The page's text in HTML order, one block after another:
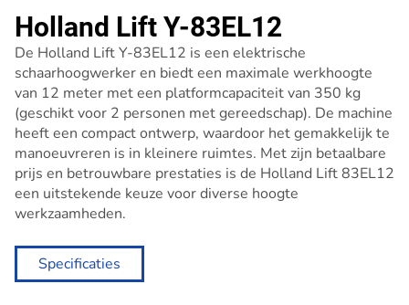
Holland Lift Y-83EL12
De Holland Lift Y-83EL12 is een elektrische
schaarhoogwerker en biedt een maximale werkhoogte
van 12 meter met een platformcapaciteit van 350 kg
(geschikt voor 2 personen met gereedschap). De machine
heeft een compact ontwerp, waardoor het gemakkelijk te
manoeuvreren is in kleinere ruimtes. Met zijn betaalbare
prijs en betrouwbare prestaties is de Holland Lift 83EL12
een uitstekende keuze voor diverse hoogte
werkzaamheden.
Specificaties